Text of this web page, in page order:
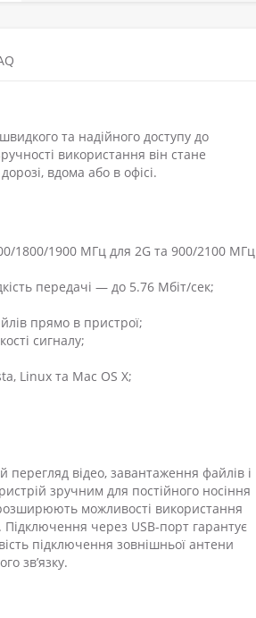
та надійного доступу до
використання він стане
вдома або в офісі.
1800/1900 МГц для 2G та 900/2100 МГц
передачі — до 5.76 Мбіт/сек;
прямо в пристрої;
сигналу;
Linux та Mac OS X;
відео, завантаження файлів і
зручним для постійного носіння
можливості використання
через USB-порт гарантує
підключення зовнішньої антени
зв’язку.